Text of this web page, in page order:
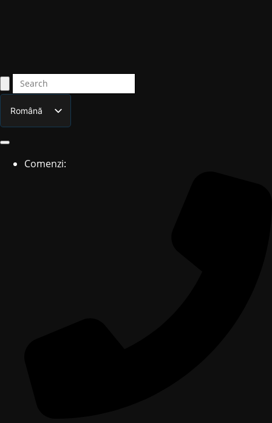
Română
English
Comenzi: